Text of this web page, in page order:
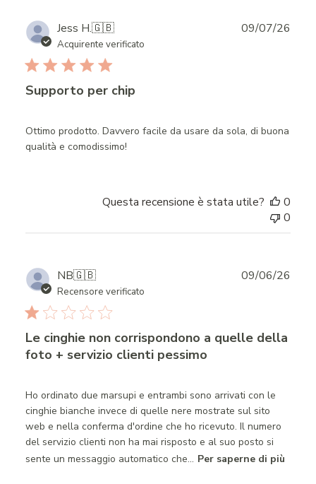
Jess H.🇬🇧
Acquirente verificato
Supporto per chip
Ottimo prodotto. Davvero facile da usare da sola, di buona
qualità e comodissimo!
09/07/26
Questa recensione è stata utile?
0
0
NB🇬🇧
Recensore verificato
Le cinghie non corrispondono a quelle della
foto + servizio clienti pessimo
Ho ordinato due marsupi e entrambi sono arrivati con le
cinghie bianche invece di quelle nere mostrate sul sito
web e nella conferma d'ordine che ho ricevuto. Il numero
del servizio clienti non ha mai risposto e al suo posto si
sente un messaggio automatico che... Per saperne di più
09/06/26